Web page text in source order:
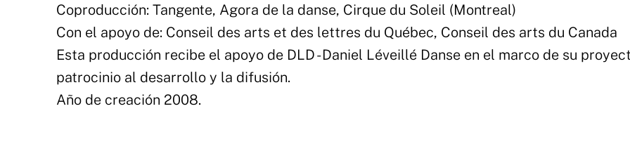
Coproducción: Tangente, Agora de la danse, Cirque du Soleil (Montreal)
Con el apoyo de: Conseil des arts et des lettres du Québec, Conseil des arts du Canada
Esta producción recibe el apoyo de DLD - Daniel Léveillé Danse en el marco de su
patrocinio al desarrollo y la difusión.
Año de creación 2008.